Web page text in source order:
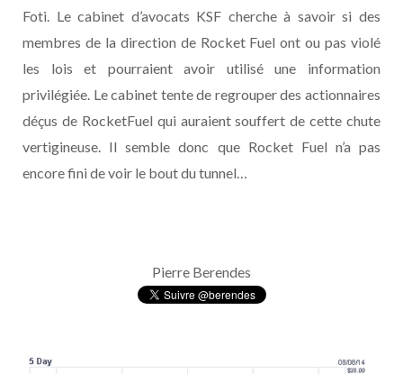
Foti. Le cabinet d’avocats KSF cherche à savoir si des
membres de la direction de Rocket Fuel ont ou pas violé
les lois et pourraient avoir utilisé une information
privilégiée. Le cabinet tente de regrouper des actionnaires
déçus de RocketFuel qui auraient souffert de cette chute
vertigineuse. Il semble donc que Rocket Fuel n’a pas
encore fini de voir le bout du tunnel…
Pierre Berendes